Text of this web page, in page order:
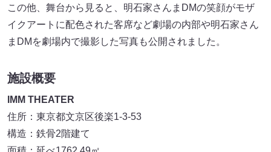
この他、舞台から見ると、明石家さんまDMの笑顔がモザ
イクアートに配色された客席など劇場の内部や明石家さん
まDMを劇場内で撮影した写真も公開されました。
施設概要
IMM THEATER
住所：東京都文京区後楽1-3-53
構造：鉄骨2階建て